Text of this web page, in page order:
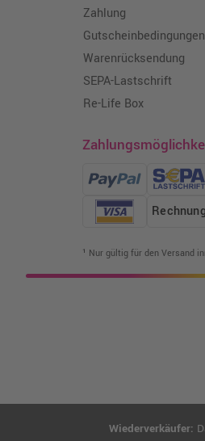
Zahlung
Gutscheinbedingungen
Warenrücksendung
SEPA-Lastschrift
Re-Life Box
Rechnung
¹ Nur gültig für den Versand
Wiederverkäufer: